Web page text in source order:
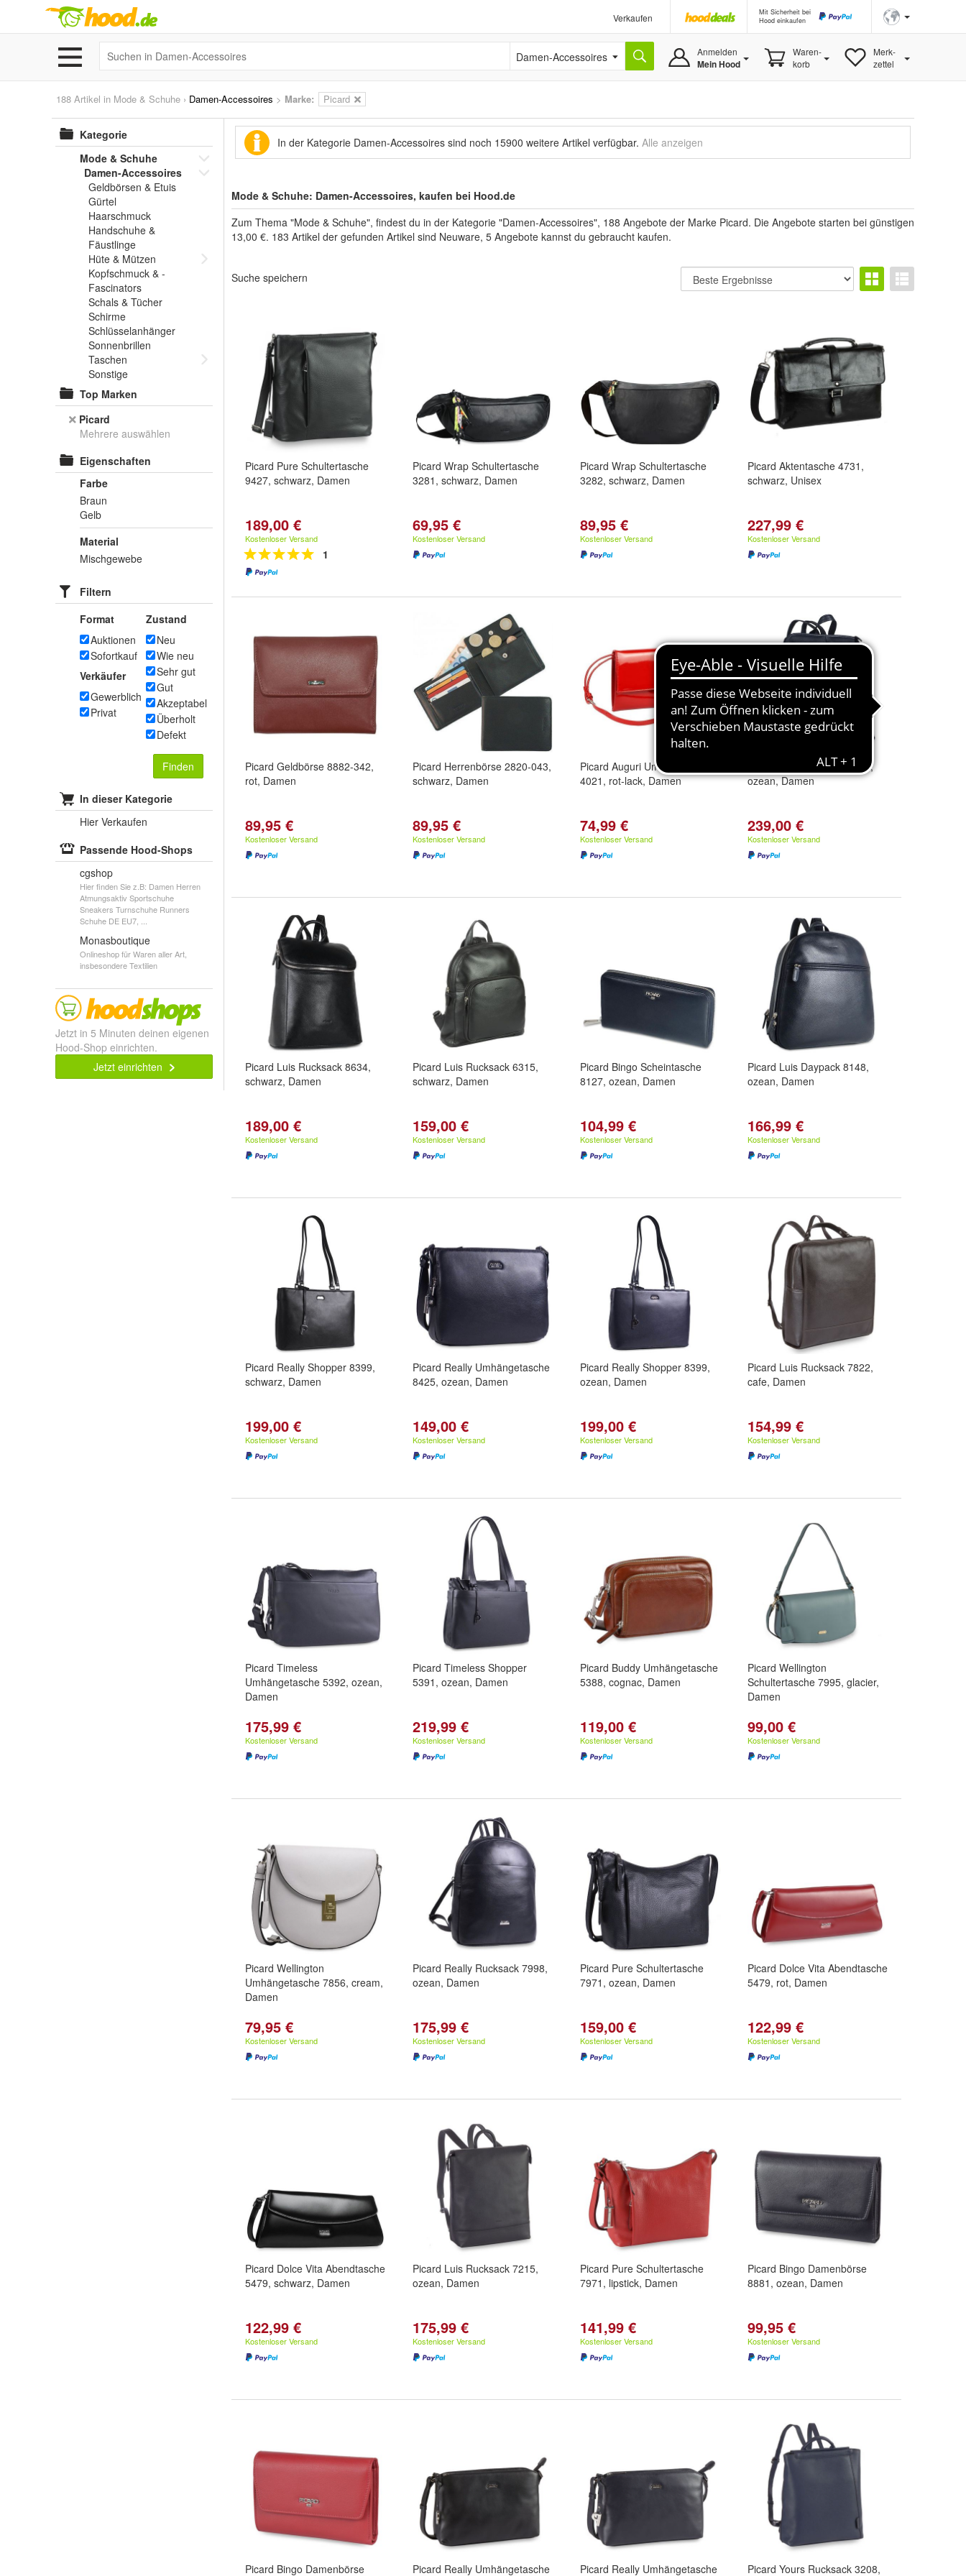
Verkaufen
Mit Sicherheit bei
Hood einkaufen
Damen-Accessoires Anmelden
Mein Hood
Waren-
korb
Merk-
zettel
188 Artikel in Mode & Schuhe › Damen-Accessoires > Marke: Picard
Kategorie
Mode & Schuhe
Damen-Accessoires
Geldbörsen & Etuis
Gürtel
Haarschmuck
Handschuhe &
Fäustlinge
Hüte & Mützen
Kopfschmuck & -
Fascinators
Schals & Tücher
Schirme
Schlüsselanhänger
Sonnenbrillen
Taschen
Sonstige
Top Marken
Picard
Mehrere auswählen
Eigenschaften
Farbe
Braun
Gelb
Material
Mischgewebe
Filtern
Format
Auktionen
Sofortkauf
Verkäufer
Gewerblich
Privat
Zustand
Neu
Wie neu
Sehr gut
Gut
Akzeptabel
Überholt
Defekt
Finden
In dieser Kategorie
Hier Verkaufen
Passende Hood-Shops
cgshop
Hier finden Sie z.B: Damen Herren
Atmungsaktiv Sportschuhe
Sneakers Turnschuhe Runners
Schuhe DE EU7, ...
Monasboutique
Onlineshop für Waren aller Art,
insbesondere Textilien
Jetzt in 5 Minuten deinen eigenen
Hood-Shop einrichten.
Jetzt einrichten
In der Kategorie Damen-Accessoires sind noch 15900 weitere Artikel verfügbar. Alle anzeigen
Mode & Schuhe: Damen-Accessoires, kaufen bei Hood.de
Zum Thema "Mode & Schuhe", findest du in der Kategorie "Damen-Accessoires", 188 Angebote der Marke Picard. Die Angebote starten bei günstigen
13,00 €. 183 Artikel der gefunden Artikel sind Neuware, 5 Angebote kannst du gebraucht kaufen.
Suche speichern
Picard Pure Schultertasche
9427, schwarz, Damen
189,00 €
Kostenloser Versand
1
Picard Wrap Schultertasche
3281, schwarz, Damen
69,95 €
Kostenloser Versand
Picard Wrap Schultertasche
3282, schwarz, Damen
89,95 €
Kostenloser Versand
Picard Aktentasche 4731,
schwarz, Unisex
227,99 €
Kostenloser Versand
Picard Geldbörse 8882-342,
rot, Damen
89,95 €
Kostenloser Versand
Picard Herrenbörse 2820-043,
schwarz, Damen
89,95 €
Kostenloser Versand
Picard Auguri Umhängetasche
4021, rot-lack, Damen
74,99 €
Kostenloser Versand
Picard Luis Rucksack 8656,
ozean, Damen
239,00 €
Kostenloser Versand
Picard Luis Rucksack 8634,
schwarz, Damen
189,00 €
Kostenloser Versand
Picard Luis Rucksack 6315,
schwarz, Damen
159,00 €
Kostenloser Versand
Picard Bingo Scheintasche
8127, ozean, Damen
104,99 €
Kostenloser Versand
Picard Luis Daypack 8148,
ozean, Damen
166,99 €
Kostenloser Versand
Picard Really Shopper 8399,
schwarz, Damen
199,00 €
Kostenloser Versand
Picard Really Umhängetasche
8425, ozean, Damen
149,00 €
Kostenloser Versand
Picard Really Shopper 8399,
ozean, Damen
199,00 €
Kostenloser Versand
Picard Luis Rucksack 7822,
cafe, Damen
154,99 €
Kostenloser Versand
Picard Timeless
Umhängetasche 5392, ozean,
Damen
175,99 €
Kostenloser Versand
Picard Timeless Shopper
5391, ozean, Damen
219,99 €
Kostenloser Versand
Picard Buddy Umhängetasche
5388, cognac, Damen
119,00 €
Kostenloser Versand
Picard Wellington
Schultertasche 7995, glacier,
Damen
99,00 €
Kostenloser Versand
Picard Wellington
Umhängetasche 7856, cream,
Damen
79,95 €
Kostenloser Versand
Picard Really Rucksack 7998,
ozean, Damen
175,99 €
Kostenloser Versand
Picard Pure Schultertasche
7971, ozean, Damen
159,00 €
Kostenloser Versand
Picard Dolce Vita Abendtasche
5479, rot, Damen
122,99 €
Kostenloser Versand
Picard Dolce Vita Abendtasche
5479, schwarz, Damen
122,99 €
Kostenloser Versand
Picard Luis Rucksack 7215,
ozean, Damen
175,99 €
Kostenloser Versand
Picard Pure Schultertasche
7971, lipstick, Damen
141,99 €
Kostenloser Versand
Picard Bingo Damenbörse
8881, ozean, Damen
99,95 €
Kostenloser Versand
Picard Bingo Damenbörse Picard Really Umhängetasche Picard Really Umhängetasche Picard Yours Rucksack 3208,